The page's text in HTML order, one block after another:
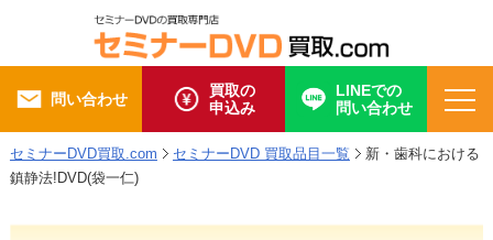
問い合わせ
買取の
申込み
LINEでの
問い合わせ
セミナーDVD買取.com セミナーDVD 買取品目一覧
新・歯科における
鎮静法!DVD(袋一仁)